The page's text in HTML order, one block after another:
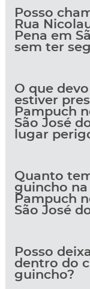
Posso
Rua
Pena em
sem ter
O que
estiver
Pampuch
São José
lugar
Quanto
guincho na
Pampuch
São José
Posso
dentro do
guincho?